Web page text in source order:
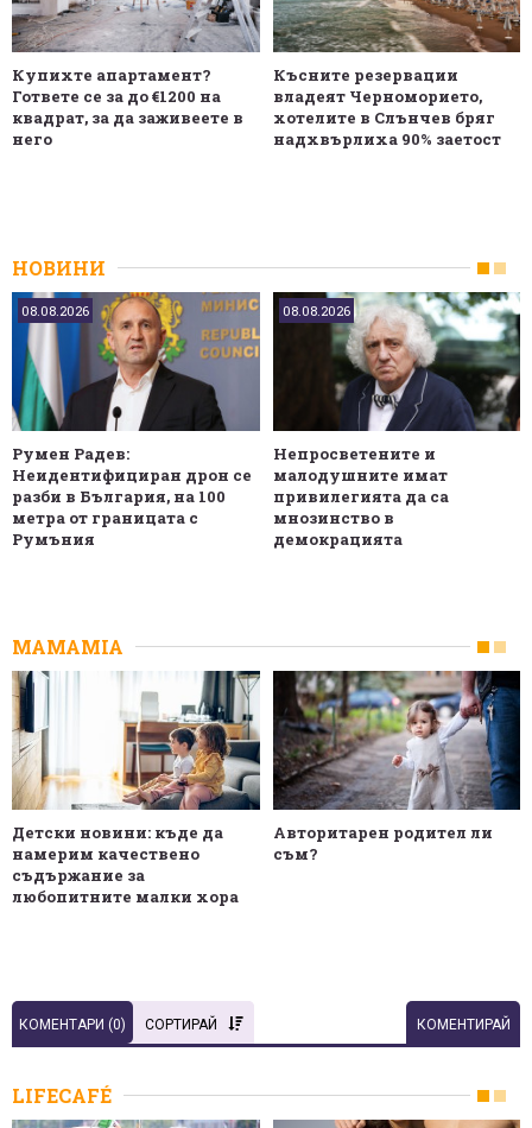
Купихте апартамент?
Гответе се за до €1200 на
квадрат, за да заживеете в
него
Късните резервации
владеят Черноморието,
хотелите в Слънчев бряг
надхвърлиха 90% заетост
НОВИНИ
08.08.2026
Румен Радев:
Неидентифициран дрон се
разби в България, на 100
метра от границата с
Румъния
08.08.2026
Непросветените и
малодушните имат
привилегията да са
мнозинство в
демокрацията
MAMAMIA
Детски новини: къде да
намерим качествено
съдържание за
любопитните малки хора
Авторитарен родител ли
съм?
КОМЕНТАРИ (0) СОРТИРАЙ КОМЕНТИРАЙ
LIFECAFÉ